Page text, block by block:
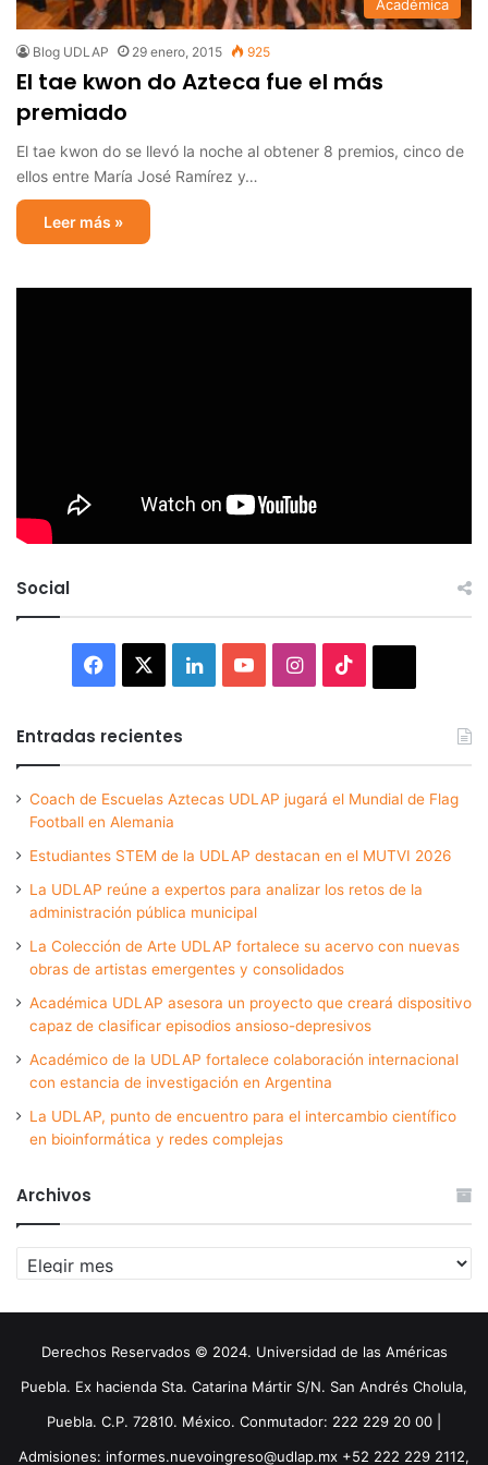
Académica
Blog UDLAP 29 enero, 2015 925
El tae kwon do Azteca fue el más
premiado
El tae kwon do se llevó la noche al obtener 8 premios, cinco de
ellos entre María José Ramírez y…
Leer más »
Social
Facebook LinkedInYouTubeInstagram
Entradas recientes
Coach de Escuelas Aztecas UDLAP jugará el Mundial de Flag
Football en Alemania
Estudiantes STEM de la UDLAP destacan en el MUTVI 2026
La UDLAP reúne a expertos para analizar los retos de la
administración pública municipal
La Colección de Arte UDLAP fortalece su acervo con nuevas
obras de artistas emergentes y consolidados
Académica UDLAP asesora un proyecto que creará dispositivo
capaz de clasificar episodios ansioso-depresivos
Académico de la UDLAP fortalece colaboración internacional
con estancia de investigación en Argentina
La UDLAP, punto de encuentro para el intercambio científico
en bioinformática y redes complejas
Archivos
Archivos
Derechos Reservados © 2024. Universidad de las Américas
Puebla. Ex hacienda Sta. Catarina Mártir S/N. San Andrés Cholula,
Puebla. C.P. 72810. México. Conmutador: 222 229 20 00 |
Admisiones: informes.nuevoingreso@udlap.mx +52 222 229 2112,